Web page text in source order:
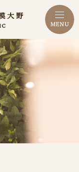
MENU